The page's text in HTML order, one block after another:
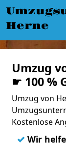
Herne
Umzug
☛ 100 %
Umzug von
Kostenlose
✓ Wir